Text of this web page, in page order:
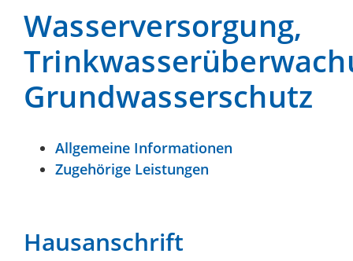
Wasserversorgung,
Grundwasserschutz
Allgemeine Informationen
Zugehörige Leistungen
Hausanschrift